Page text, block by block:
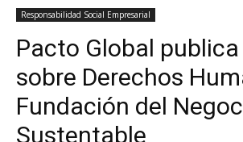
Responsabilidad Social Empresarial
Pacto Global
sobre Derechos
Fundación del
Sustentable